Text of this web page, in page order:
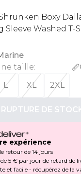
Boxy
Sleeve Washed T-
taille:
L XL 2XL
RUPTURE DE
expérience
retour de 14 jours
5 € par jour de retard de
et facile - récupérez de la